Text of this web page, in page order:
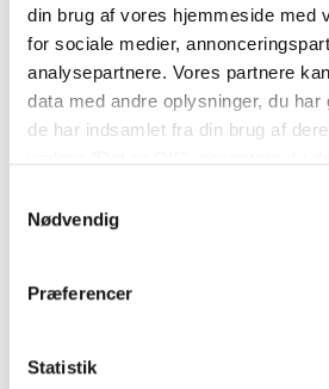
din brug af vores hjemmeside med
for sociale medier,
analysepartnere. Vores partnere
data med andre oplysninger, du har
de har indsamlet fra din brug af
"indstil præferencer" for at
Nødvendig
Præferencer
Statistik